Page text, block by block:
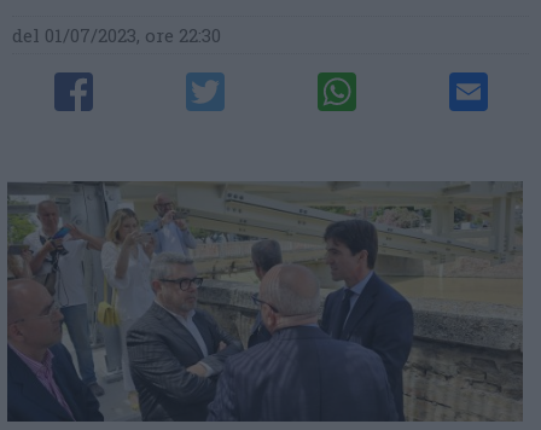
del 01/07/2023, ore 22:30